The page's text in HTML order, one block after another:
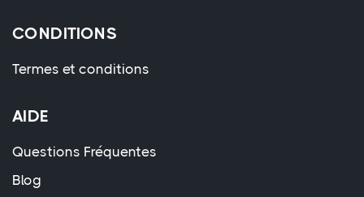
CONDITIONS
Termes et conditions
AIDE
Questions Fréquentes
Blog